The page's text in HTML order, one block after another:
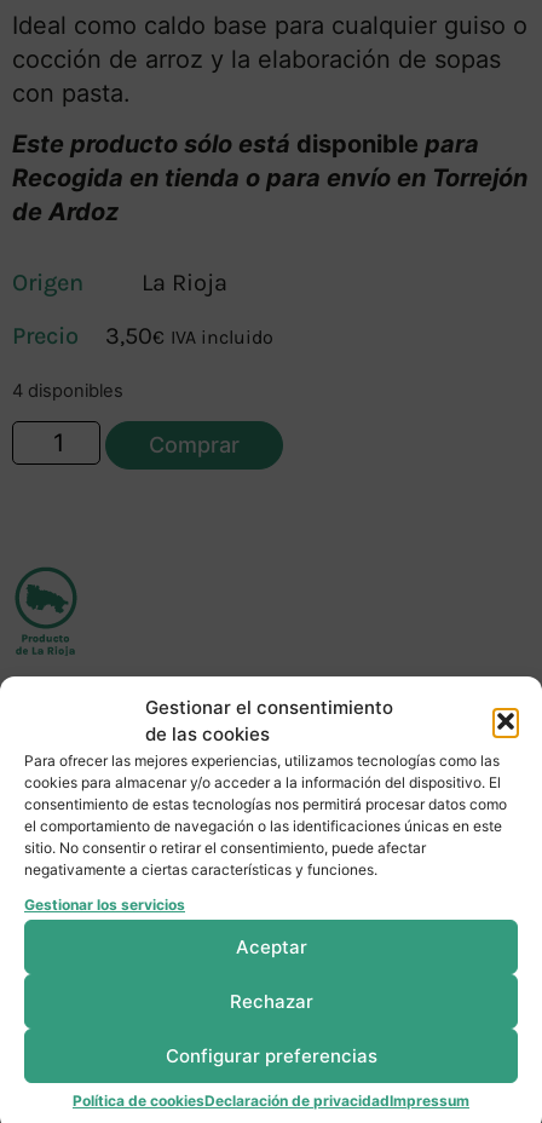
Gestionar el consentimiento
de las cookies
Para ofrecer las mejores experiencias, utilizamos tecnologías como las
cookies para almacenar y/o acceder a la información del dispositivo. El
consentimiento de estas tecnologías nos permitirá procesar datos como
el comportamiento de navegación o las identificaciones únicas en este
sitio. No consentir o retirar el consentimiento, puede afectar
negativamente a ciertas características y funciones.
Gestionar los servicios
Aceptar
Rechazar
Configurar preferencias
Política de cookiesDeclaración de privacidadImpressum
Ideal como caldo base para cualquier guiso o
cocción de arroz y la elaboración de sopas
con pasta.
Este producto sólo está disponible para
Recogida en tienda o para envío en Torrejón
de Ardoz
Origen
La Rioja
3,50€ IVA incluido
4 disponibles
Comprar
Información adicional
Agua, hueso de cerdo, gallina, cebolla,
carcasa de pollo, hueso de jamón, garbanzo,
patata, hueso de ternera, puerro, sal,
Agitar antes de abrir (debido a que este
producto se ha elaborado con ingredientes
naturales, es posible que se produzca
alguna diferencia de color o posado en la